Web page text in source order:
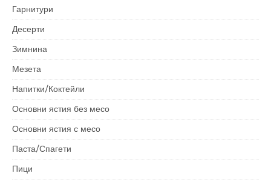
Гарнитури
Десерти
Зимнина
Мезета
Напитки/Коктейли
Основни ястия без месо
Основни ястия с месо
Паста/Спагети
Пици